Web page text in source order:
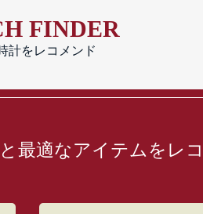
FINDER
計をレコメンド
最適なアイテムをレ